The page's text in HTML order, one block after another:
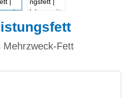
Mehrzweck-Fett